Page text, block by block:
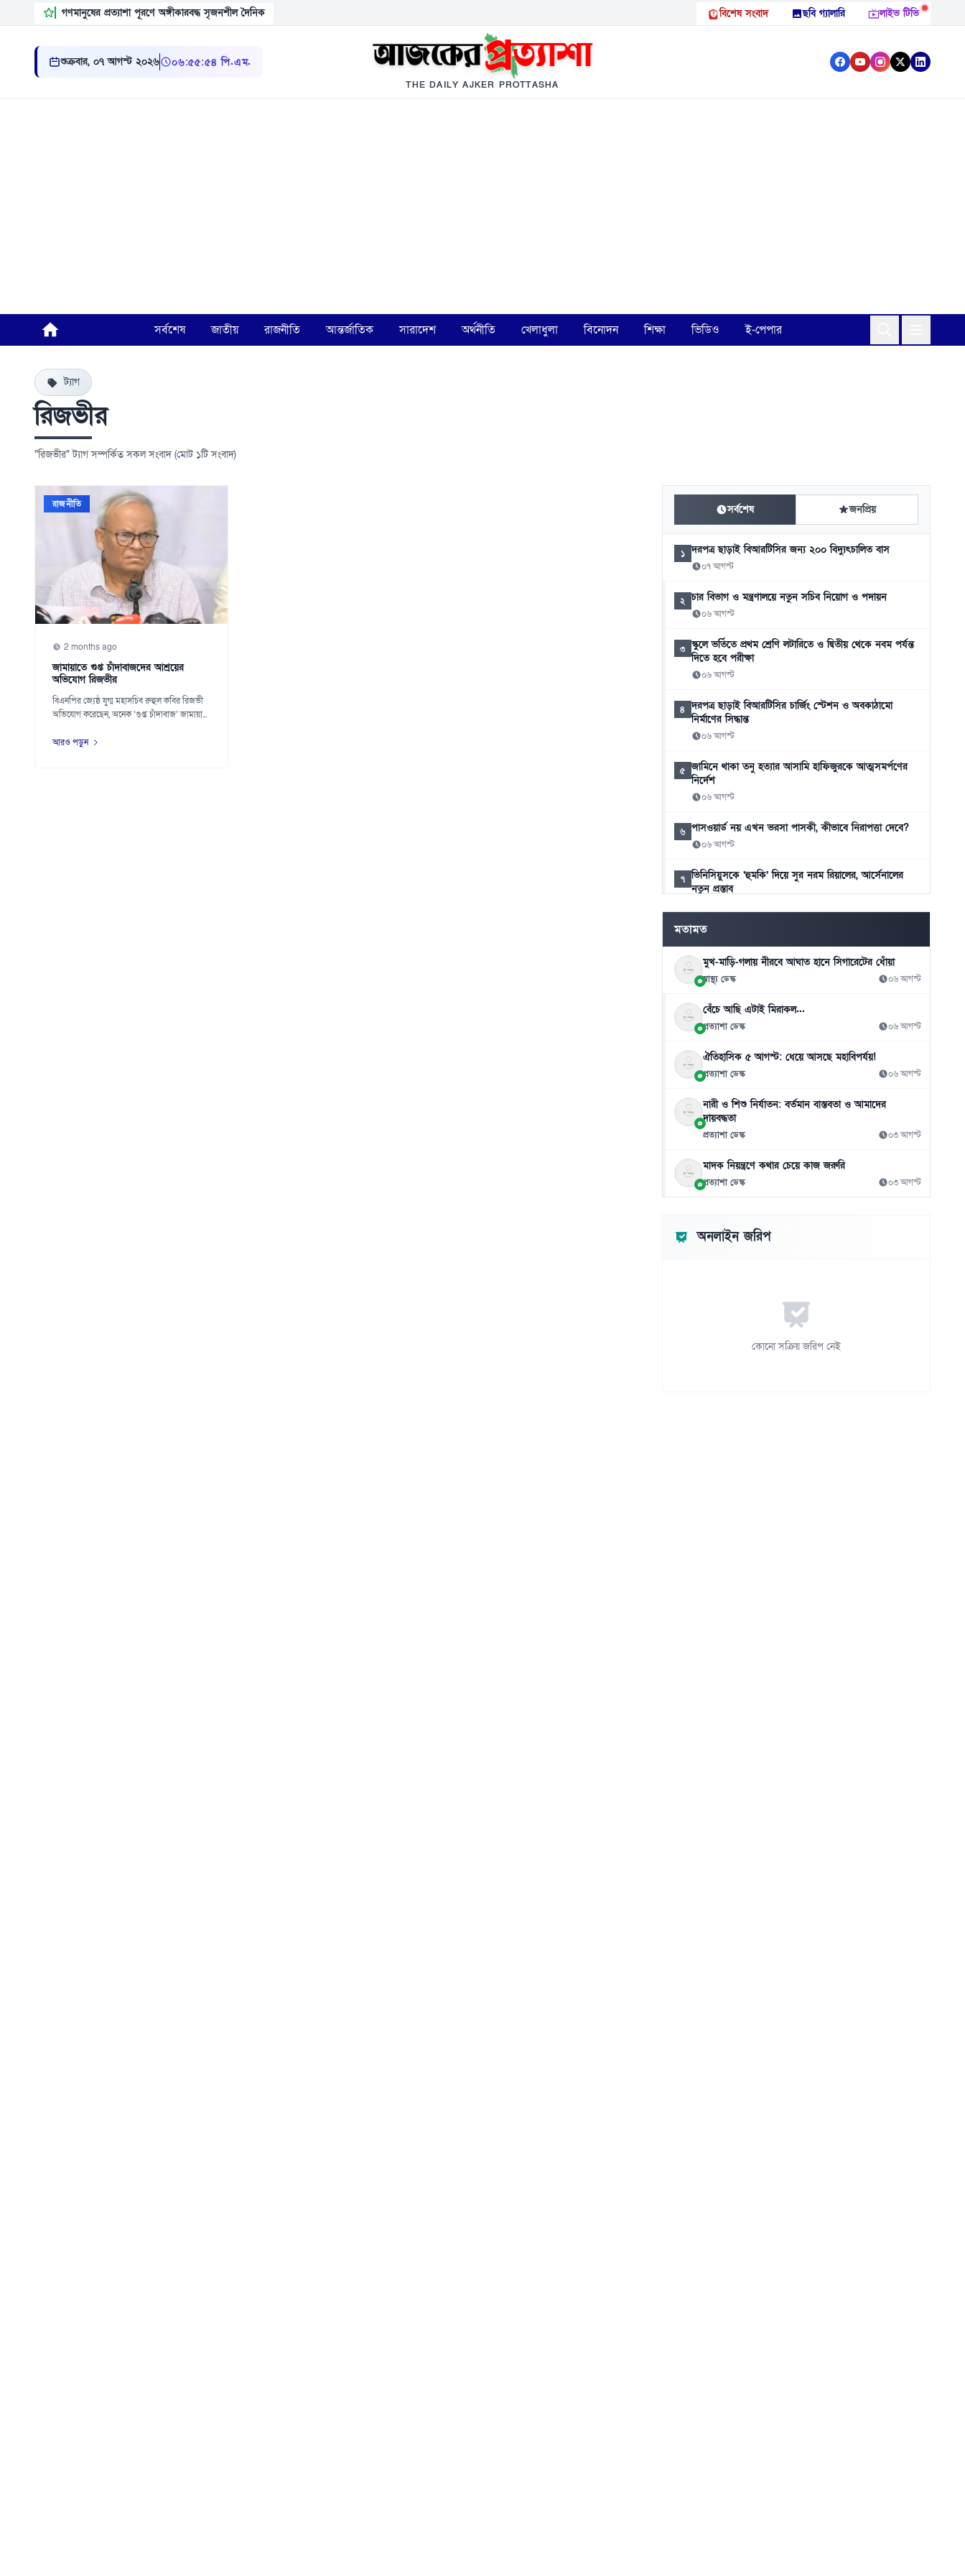
গণমানুষের প্রত্যাশা পূরণে অঙ্গীকারবদ্ধ সৃজনশীল দৈনিক বিশেষ সংবাদ ছবি গ্যালারি লাইভ টিভি
শুক্রবার, ০৭ আগস্ট ২০২৬ ০৬ ৫৫ ৫৫ পি.এম.
THE DAILY AJKER PROTTASHA
সর্বশেষ জাতীয় রাজনীতি আন্তর্জাতিক সারাদেশ অর্থনীতি খেলাধুলা বিনোদন শিক্ষা ভিডিও ই-পেপার
ট্যাগ
রিজভীর
"রিজভীর" ট্যাগ সম্পর্কিত সকল সংবাদ (মোট ১টি সংবাদ)
রাজনীতি
2 months ago
জামায়াতে গুপ্ত চাঁদাবাজদের আশ্রয়ের
অভিযোগ রিজভীর
বিএনপির জ্যেষ্ঠ যুগ্ম মহাসচিব রুহুল কবির রিজভী
অভিযোগ করেছেন, অনেক ‘গুপ্ত চাঁদাবাজ’ জামায়া...
আরও পড়ুন
সর্বশেষ জনপ্রিয়
১ দরপত্র ছাড়াই বিআরটিসির জন্য ২০০ বিদ্যুৎচালিত বাস
০৭ আগস্ট
২ চার বিভাগ ও মন্ত্রণালয়ে নতুন সচিব নিয়োগ ও পদায়ন
০৬ আগস্ট
৩ স্কুলে ভর্তিতে প্রথম শ্রেণি লটারিতে ও দ্বিতীয় থেকে নবম পর্যন্ত
দিতে হবে পরীক্ষা
০৬ আগস্ট
৪
দরপত্র ছাড়াই বিআরটিসির চার্জিং স্টেশন ও অবকাঠামো
নির্মাণের সিদ্ধান্ত
০৬ আগস্ট
৫ জামিনে থাকা তনু হত্যার আসামি হাফিজুরকে আত্মসমর্পণের
নির্দেশ
০৬ আগস্ট
৬ পাসওয়ার্ড নয় এখন ভরসা পাসকী, কীভাবে নিরাপত্তা দেবে?
০৬ আগস্ট
৭ ভিনিসিয়ুসকে ‘হুমকি’ দিয়ে সুর নরম রিয়ালের, আর্সেনালের
নতুন প্রস্তাব
রুশ বাহিনীর রাতভর ড্রোন-ক্ষেপণাস্ত্র হামলায় কিয়েভে নিহত ১৭
০৬ আগস্ট
মতামত
মুখ-মাড়ি-গলায় নীরবে আঘাত হানে সিগারেটের ধোঁয়া
স্বাস্থ্য ডেস্ক ০৬ আগস্ট
বেঁচে আছি এটাই মিরাকল...
প্রত্যাশা ডেস্ক ০৬ আগস্ট
ঐতিহাসিক ৫ আগস্ট: ধেয়ে আসছে মহাবিপর্যয়!
প্রত্যাশা ডেস্ক ০৬ আগস্ট
নারী ও শিশু নির্যাতন: বর্তমান বাস্তবতা ও আমাদের
দায়বদ্ধতা
প্রত্যাশা ডেস্ক ০৩ আগস্ট
মাদক নিয়ন্ত্রণে কথার চেয়ে কাজ জরুরি
প্রত্যাশা ডেস্ক ০৩ আগস্ট
অনলাইন জরিপ
কোনো সক্রিয় জরিপ নেই